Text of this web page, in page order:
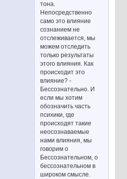
тона.
Непосредственно
само это влияние
сознанием не
отслеживается, мы
можем отследить
только результаты
этого влияния. Как
происходит это
влияние? -
Бессознательно. И
если мы хотим
обозначить часть
психики, где
происходят такие
неосознаваемые
нами влияния, мы
говорим о
Бессознательном, о
бессознательном в
широком смысле.